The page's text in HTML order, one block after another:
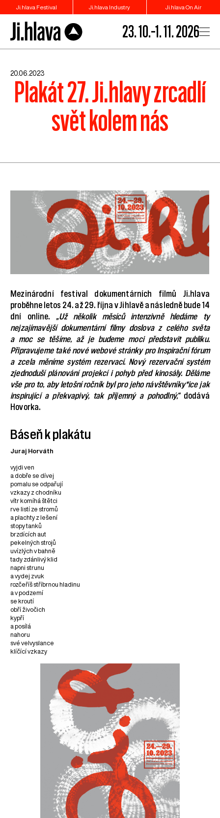
Ji.hlava Festival Ji.hlava Industry Ji.hlava On Air
23. 10.–1. 11. 2026
20.06.2023
Plakát 27. Ji.hlavy zrcadlí
svět kolem nás
Mezinárodní festival dokumentárních filmů Ji.hlava
proběhne letos 24. až 29. října v Jihlavě a následně bude 14
dní online. „Už několik měsíců intenzivně hledáme ty
nejzajímavější dokumentární filmy doslova z celého světa
a moc se těšíme, až je budeme moci představit publiku.
Připravujeme také nové webové stránky pro Inspirační fórum
a zcela měníme systém rezervací. Nový rezervační systém
zjednoduší plánování projekcí i pohyb před kinosály. Děláme
vše pro to, aby letošní ročník byl pro jeho návštěvníky*ice jak
inspirující a překvapivý, tak příjemný a pohodlný,“ dodává
Hovorka.
Báseň k plakátu
Juraj Horváth
vyjdi ven
a dobře se dívej
pomalu se odpařují
vzkazy z chodníku
vítr komíhá štětci
rve listí ze stromů
a plachty z lešení
stopy tanků
brzdících aut
pekelných strojů
uvízlých v bahně
tady zdánlivý klid
napni strunu
a vydej zvuk
rozčeříš stříbrnou hladinu
a v podzemí
se kroutí
obří živočich
kypří
a posílá
nahoru
své velvyslance
klíčící vzkazy